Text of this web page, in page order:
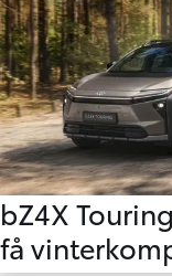
bZ4X
få